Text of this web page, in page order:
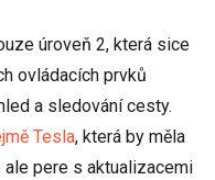
úroveň 2, která sice
ovládacích prvků
a sledování cesty.
Tesla, která by měla
pere s aktualizacemi